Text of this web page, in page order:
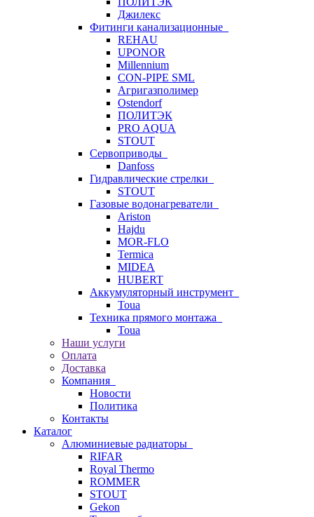
Джилекс
Фитинги канализационные
REHAU
UPONOR
Millennium
CON-PIPE SML
Агригазполимер
Ostendorf
ПОЛИТЭК
PRO AQUA
STOUT
Сервоприводы
Danfoss
Гидравлические стрелки
STOUT
Газовые водонагреватели
Ariston
Hajdu
MOR-FLO
Termica
MIDEA
HUBERT
Аккумуляторный инструмент
Toua
Техника прямого монтажа
Toua
Наши услуги
Оплата
Доставка
Компания
Новости
Политика
Контакты
Каталог
Алюминиевые радиаторы
RIFAR
Royal Thermo
ROMMER
STOUT
Gekon